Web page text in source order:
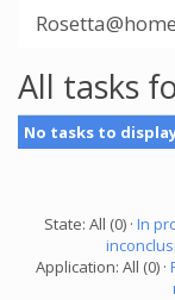
Rosetta@home
All tasks
No tasks to
State: All (0) · In
Application: All (0) ·